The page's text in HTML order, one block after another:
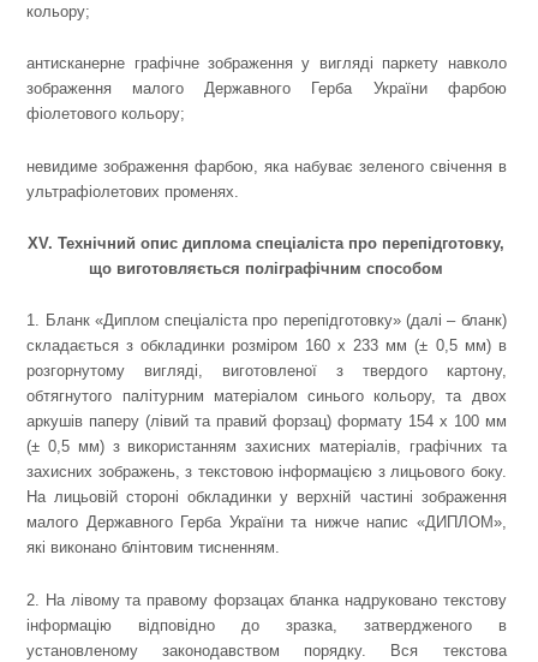
кольору;
антисканерне графічне зображення у вигляді паркету навколо
зображення малого Державного Герба України фарбою
фіолетового кольору;
невидиме зображення фарбою, яка набуває зеленого свічення в
ультрафіолетових променях.
XV. Технічний опис диплома спеціаліста про перепідготовку,
що виготовляється поліграфічним способом
1. Бланк «Диплом спеціаліста про перепідготовку» (далі – бланк)
складається з обкладинки розміром 160 х 233 мм (± 0,5 мм) в
розгорнутому вигляді, виготовленої з твердого картону,
обтягнутого палітурним матеріалом синього кольору, та двох
аркушів паперу (лівий та правий форзац) формату 154 х 100 мм
(± 0,5 мм) з використанням захисних матеріалів, графічних та
захисних зображень, з текстовою інформацією з лицьового боку.
На лицьовій стороні обкладинки у верхній частині зображення
малого Державного Герба України та нижче напис «ДИПЛОМ»,
які виконано блінтовим тисненням.
2. На лівому та правому форзацах бланка надруковано текстову
інформацію відповідно до зразка, затвердженого в
установленому законодавством порядку. Вся текстова